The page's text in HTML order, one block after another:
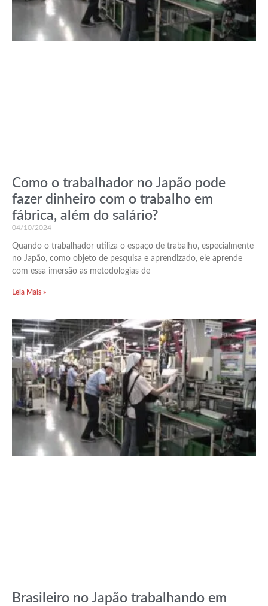
Como o trabalhador no Japão pode
fazer dinheiro com o trabalho em
fábrica, além do salário?
04/10/2024
Quando o trabalhador utiliza o espaço de trabalho, especialmente
no Japão, como objeto de pesquisa e aprendizado, ele aprende
com essa imersão as metodologias de
Leia Mais »
Brasileiro no Japão trabalhando em